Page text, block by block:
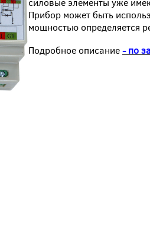
Прибор может быть
мощностью определяется
Подробное описание- по